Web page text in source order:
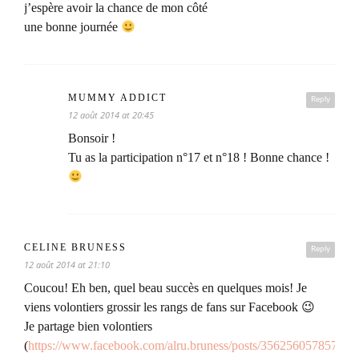
j’espère avoir la chance de mon côté
une bonne journée
Reply
MUMMY ADDICT
12 août 2014 at 20:45
Bonsoir !
Tu as la participation n°17 et n°18 ! Bonne chance !
Reply
CELINE BRUNESS
12 août 2014 at 21:10
Coucou! Eh ben, quel beau succès en quelques mois! Je
viens volontiers grossir les rangs de fans sur Facebook 😉
Je partage bien volontiers
(https://www.facebook.com/alru.bruness/posts/356256057857243